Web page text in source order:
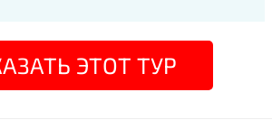
ЭТОТ ТУР